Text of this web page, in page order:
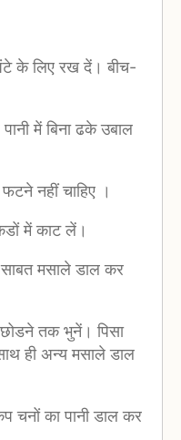
के लिए रख दें। बीच-
में बिना ढके उबाल
नहीं चाहिए ।
में काट लें।
मसाले डाल कर
तक भुनें। पिसा
ही अन्य मसाले डाल
चनों का पानी डाल कर